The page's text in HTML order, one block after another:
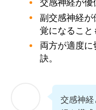
交感神経が優
副交感神経が
覚になること
両方が適度
訣。
交感神